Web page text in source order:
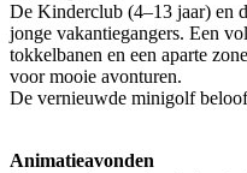
De Kinderclub (4–13 jaar) en
jonge vakantiegangers. Een
tokkelbanen en een aparte
voor mooie avonturen.
De vernieuwde minigolf
Animatieavonden